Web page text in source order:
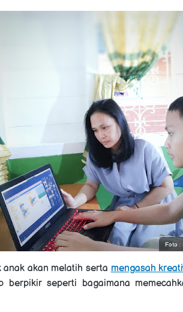
Foto :
akan melatih serta mengasah
berpikir seperti bagaimana